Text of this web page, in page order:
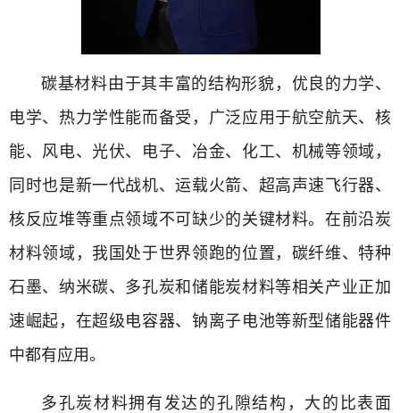
碳基材料由于其丰富的结构形貌，优良的力学、
电学、热力学性能而备受，广泛应用于航空航天、核
能、风电、光伏、电子、冶金、化工、机械等领域，
同时也是新一代战机、运载火箭、超高声速飞行器、
核反应堆等重点领域不可缺少的关键材料。在前沿炭
材料领域，我国处于世界领跑的位置，碳纤维、特种
石墨、纳米碳、多孔炭和储能炭材料等相关产业正加
速崛起，在超级电容器、钠离子电池等新型储能器件
中都有应用。
多孔炭材料拥有发达的孔隙结构，大的比表面